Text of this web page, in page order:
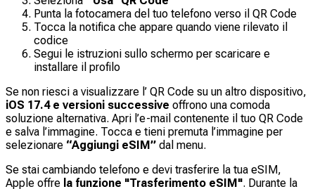
Punta la fotocamera del tuo telefono verso il QR Code
Tocca la notifica che appare quando viene rilevato il
codice
Segui le istruzioni sullo schermo per scaricare e
installare il profilo
Se non riesci a visualizzare l’ QR Code su un altro dispositivo,
iOS 17.4 e versioni successive offrono una comoda
soluzione alternativa. Apri l’e-mail contenente il tuo QR Code
e salva l’immagine. Tocca e tieni premuta l’immagine per
selezionare “Aggiungi eSIM” dal menu.
Se stai cambiando telefono e devi trasferire la tua eSIM,
Apple offre la funzione "Trasferimento eSIM". Durante la